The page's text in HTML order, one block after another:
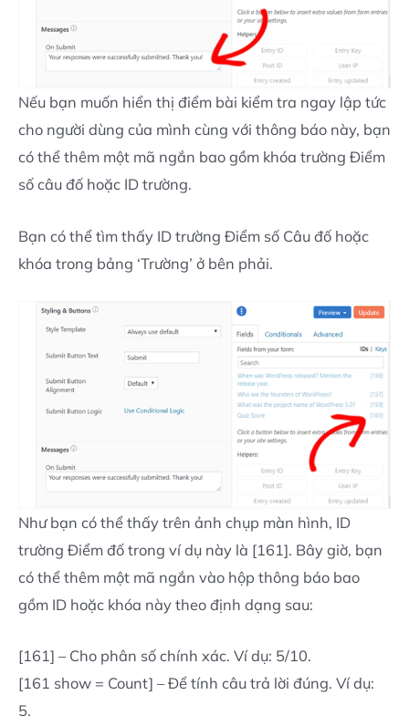
Nếu bạn muốn hiển thị điểm bài kiểm tra ngay lập tức
cho người dùng của mình cùng với thông báo này, bạn
có thể thêm một mã ngắn bao gồm khóa trường Điểm
số câu đố hoặc ID trường.
Bạn có thể tìm thấy ID trường Điểm số Câu đố hoặc
khóa trong bảng ‘Trường’ ở bên phải.
Như bạn có thể thấy trên ảnh chụp màn hình, ID
trường Điểm đố trong ví dụ này là [161]. Bây giờ, bạn
có thể thêm một mã ngắn vào hộp thông báo bao
gồm ID hoặc khóa này theo định dạng sau:
[161] – Cho phân số chính xác. Ví dụ: 5/10.
[161 show = Count] – Để tính câu trả lời đúng. Ví dụ:
5.